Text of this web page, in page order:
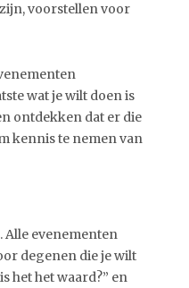
voorstellen voor
wat je wilt doen is
ontdekken dat er die
kennis te nemen van
Alle evenementen
degenen die je wilt
het het waard?” en